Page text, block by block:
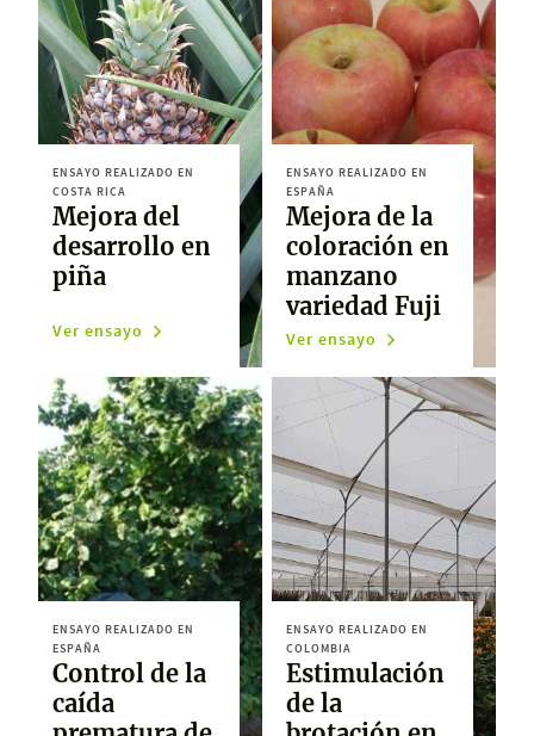
ENSAYO REALIZADO EN
COSTA RICA
Mejora del
desarrollo en
piña
Ver ensayo
ENSAYO REALIZADO EN
ESPAÑA
Mejora de la
coloración en
manzano
variedad Fuji
Ver ensayo
ENSAYO REALIZADO EN
ESPAÑA
Control de la
caída
ENSAYO REALIZADO EN
COLOMBIA
Estimulación
de la